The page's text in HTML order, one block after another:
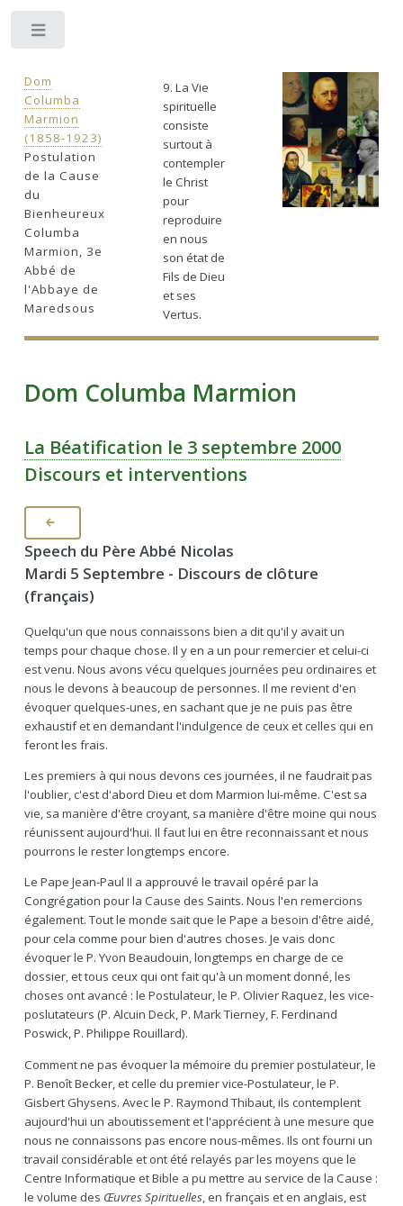
Dom
Columba
Marmion
(1858-1923)
Postulation
de la Cause
du
Bienheureux
Columba
Marmion, 3e
Abbé de
l'Abbaye de
Maredsous
9. La Vie
spirituelle
consiste
surtout à
contempler
le Christ
pour
reproduire
en nous
son état de
Fils de Dieu
et ses
Vertus.
Dom Columba Marmion
La Béatification le 3 septembre 2000
Discours et interventions
Speech du Père Abbé Nicolas
Mardi 5 Septembre - Discours de clôture
(français)
Quelqu'un que nous connaissons bien a dit qu'il y avait un
temps pour chaque chose. Il y en a un pour remercier et celui-ci
est venu. Nous avons vécu quelques journées peu ordinaires et
nous le devons à beaucoup de personnes. Il me revient d'en
évoquer quelques-unes, en sachant que je ne puis pas être
exhaustif et en demandant l'indulgence de ceux et celles qui en
feront les frais.
Les premiers à qui nous devons ces journées, il ne faudrait pas
l'oublier, c'est d'abord Dieu et dom Marmion lui-même. C'est sa
vie, sa manière d'être croyant, sa manière d'être moine qui nous
réunissent aujourd'hui. Il faut lui en être reconnaissant et nous
pourrons le rester longtemps encore.
Le Pape Jean-Paul II a approuvé le travail opéré par la
Congrégation pour la Cause des Saints. Nous l'en remercions
également. Tout le monde sait que le Pape a besoin d'être aidé,
pour cela comme pour bien d'autres choses. Je vais donc
évoquer le P. Yvon Beaudouin, longtemps en charge de ce
dossier, et tous ceux qui ont fait qu'à un moment donné, les
choses ont avancé : le Postulateur, le P. Olivier Raquez, les vice-
poslutateurs (P. Alcuin Deck, P. Mark Tierney, F. Ferdinand
Poswick, P. Philippe Rouillard).
Comment ne pas évoquer la mémoire du premier postulateur, le
P. Benoît Becker, et celle du premier vice-Postulateur, le P.
Gisbert Ghysens. Avec le P. Raymond Thibaut, ils contemplent
aujourd'hui un aboutissement et l'apprécient à une mesure que
nous ne connaissons pas encore nous-mêmes. Ils ont fourni un
travail considérable et ont été relayés par les moyens que le
Centre Informatique et Bible a pu mettre au service de la Cause :
le volume des Œuvres Spirituelles, en français et en anglais, est